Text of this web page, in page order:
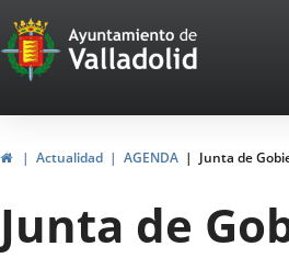
Portal
Web
del
Ayuntamiento
de
Valladolid
InicioActualidad AGENDA Junta de
Junta de